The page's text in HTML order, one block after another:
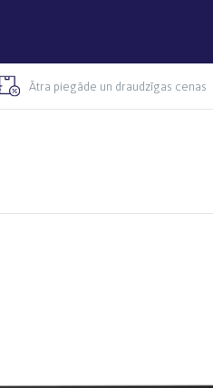
Ātra piegāde un draudzīgas cenas